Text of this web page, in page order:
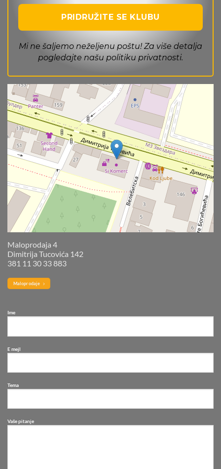
Mi ne šaljemo neželjenu poštu! Za više detalja
pogledajte našu politiku privatnosti.
Maloprodaja 4
Dimitrija Tucovića 142
381 11 30 33 883
Maloprodaje
Ime
E mejl
Tema
Vaše pitanje